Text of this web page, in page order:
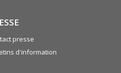
presse
d'information